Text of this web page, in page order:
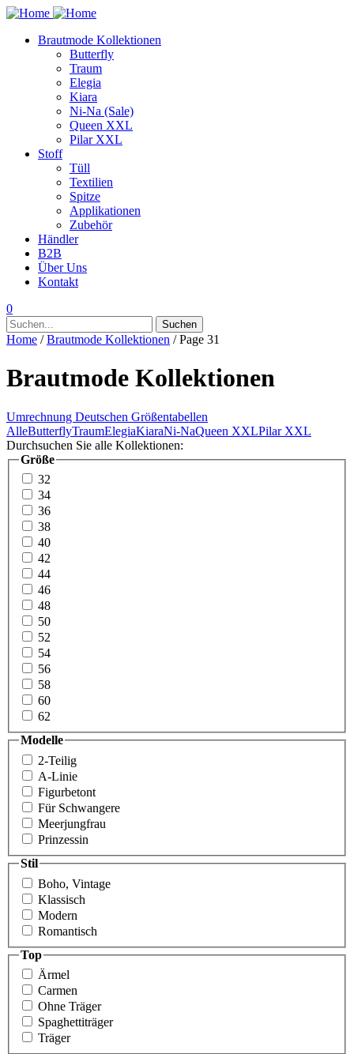
Brautmode Kollektionen
Butterfly
Traum
Elegia
Kiara
Ni-Na (Sale)
Queen XXL
Pilar XXL
Stoff
Tüll
Textilien
Spitze
Applikationen
Zubehör
Händler
B2B
Über Uns
Kontakt
0
Suchen
nach:
Suchen
Home /Brautmode Kollektionen / Page 31
Brautmode Kollektionen
Umrechnung Deutschen Größentabellen
AlleButterflyTraumElegiaKiaraNi-NaQueen XXLPilar XXL
Durchsuchen Sie alle Kollektionen:
Größe
32
34
36
38
40
42
44
46
48
50
52
54
56
58
60
62
Modelle
2-Teilig
A-Linie
Figurbetont
Für Schwangere
Meer­jungfrau
Prinzessin
Stil
Boho, Vintage
Klassisch
Modern
Romantisch
Top
Ärmel
Carmen
Ohne Träger
Spaghettiträger
Träger